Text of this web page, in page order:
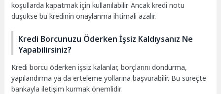
koşullarda kapatmak için kullanılabilir. Ancak kredi notu
düşükse bu kredinin onaylanma ihtimali azalır.
Kredi Borcunuzu Öderken İşsiz Kaldıysanız Ne
Yapabilirsiniz?
Kredi borcu öderken işsiz kalanlar, borçlarını dondurma,
yapılandırma ya da erteleme yollarına başvurabilir. Bu süreçte
bankayla iletişim kurmak önemlidir.